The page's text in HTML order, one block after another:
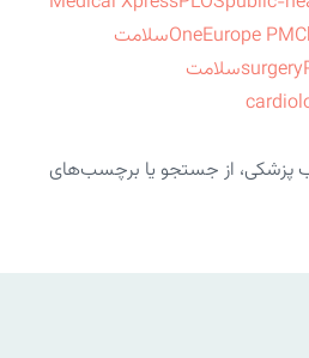
OneEurope PMC
سلامت
surgeryسلامت
پزشکی، از جستجو یا برچسب‌های